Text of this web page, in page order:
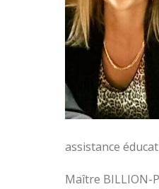
assistance
Maître BILLION-